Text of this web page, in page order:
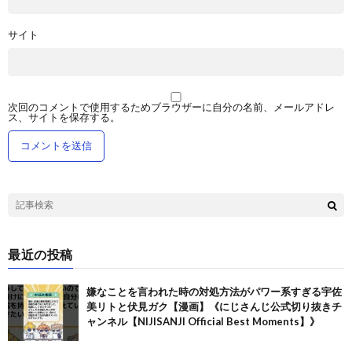
サイト
次回のコメントで使用するためブラウザーに自分の名前、メールアドレ
ス、サイトを保存する。
最近の投稿
嫌なことを言われた時の対処方法がパワー系すぎる宇佐
美リトと伏見ガク【漫画】《にじさんじ公式切り抜きチ
ャンネル【NIJISANJI Official Best Moments】》